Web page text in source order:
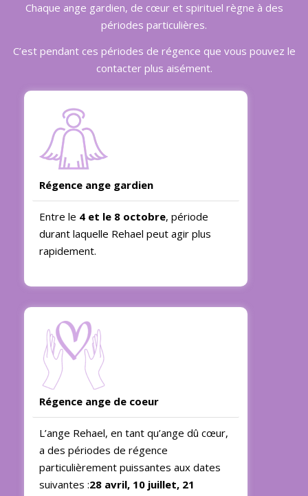
Chaque ange gardien, de cœur et spirituel règne à des
périodes particulières.
C’est pendant ces périodes de régence que vous pouvez le
contacter plus aisément.
Régence ange gardien
Entre le 4 et le 8 octobre, période
durant laquelle Rehael peut agir plus
rapidement.
Régence ange de coeur
L’ange Rehael, en tant qu’ange dû cœur,
a des périodes de régence
particulièrement puissantes aux dates
suivantes :28 avril, 10 juillet, 21